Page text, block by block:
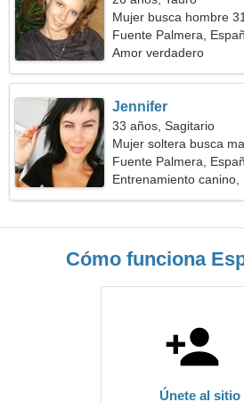
Mujer busca hombre
Fuente Palmera,
Amor verdadero
Jennifer
33 años, Sagitario
Mujer soltera busca
Fuente Palmera,
Entrenamiento canino,
Cómo funciona
Únete al sitio